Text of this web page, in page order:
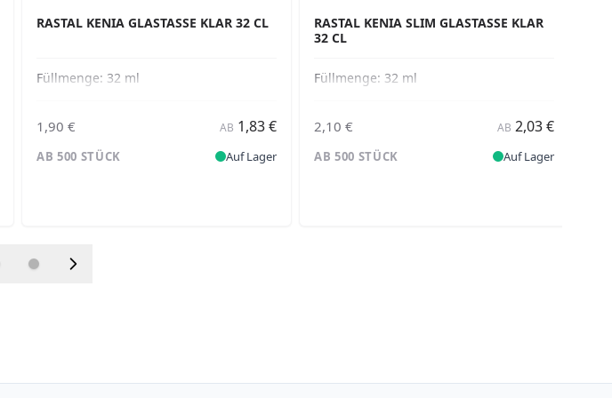
RASTAL KENIA GLASTASSE KLAR 32 CL
Füllmenge: 32 ml
1,90 € AB 1,83 €
AB 500 STÜCK Auf Lager
RASTAL KENIA SLIM GLASTASSE KLAR
32 CL
Füllmenge: 32 ml
2,10 € AB 2,03 €
AB 500 STÜCK Auf Lager